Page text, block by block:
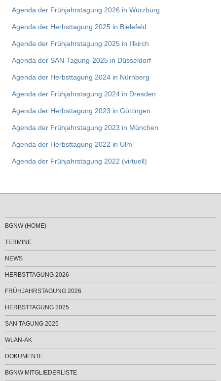
Agenda der Frühjahrstagung 2026 in Würzburg
Agenda der Herbsttagung 2025 in Bielefeld
Agenda der Frühjahrstagung 2025 in Illkirch
Agenda der SAN-Tagung-2025 in Düsseldorf
Agenda der Herbsttagung 2024 in Nürnberg
Agenda der Frühjahrstagung 2024 in Dresden
Agenda der Herbsttagung 2023 in Göttingen
Agenda der Frühjahrstagung 2023 in München
Agenda der Herbsttagung 2022 in Ulm
Agenda der Frühjahrstagung 2022 (virtuell)
BGNW (HOME)
TERMINE
NEWS
HERBSTTAGUNG 2026
FRÜHJAHRSTAGUNG 2026
HERBSTTAGUNG 2025
SAN TAGUNG 2025
WLAN-AK
DOKUMENTE
BGNW MITGLIEDERLISTE